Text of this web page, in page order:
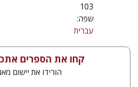
103
שפה:
עברית
קחו את הספרים
הורידו את יישום